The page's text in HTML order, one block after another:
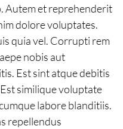
Autem et reprehenderit
dolore voluptates.
quia vel. Corrupti rem
nobis aut
Est sint atque debitis
similique voluptate
labore blanditiis.
repellendus